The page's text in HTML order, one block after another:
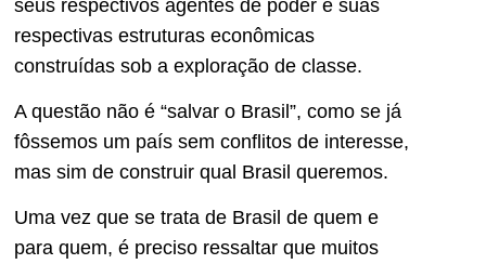
seus respectivos agentes de poder e suas
respectivas estruturas econômicas
construídas sob a exploração de classe.
A questão não é “salvar o Brasil”, como se já
fôssemos um país sem conflitos de interesse,
mas sim de construir qual Brasil queremos.
Uma vez que se trata de Brasil de quem e
para quem, é preciso ressaltar que muitos